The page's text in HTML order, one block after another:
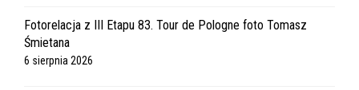
Fotorelacja z III Etapu 83. Tour de Pologne foto Tomasz
Śmietana
6 sierpnia 2026